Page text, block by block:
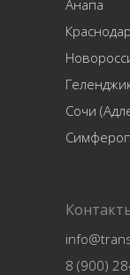
Анапа
Краснодар
Сочи
8 (900)